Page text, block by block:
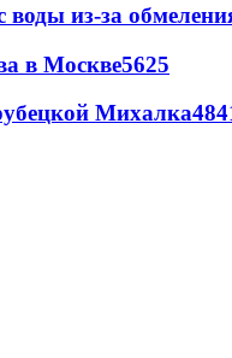
воды из-за
в Москве5625
Михалка